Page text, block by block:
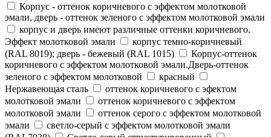
Корпус - оттенок коричневого с эффектом молотковой
эмали, дверь - оттенок зеленого с эффектом молотковой эмали
корпус и дверь имеют различные оттенки коричневого.
Эффект молотковой эмали
корпус темно-коричневый
(RAL 8019); дверь - бежевый (RAL 1015)
Корпус-оттенок
коричневого с эффектом молотковой эмали.Дверь-оттенок
зеленого с эффектом молотковой
красный
Нержавеющая сталь
оттенок коричневого с эфектом
молотковой эмали
оттенок коричневого с эффектом
молотковой эмали
оттенок серого с эффектом молотковой
эмали
светло-серый с эффектом молотковой эмали